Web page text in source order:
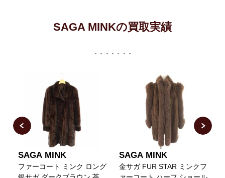
SAGA MINKの買取実績
SAGA MINK
ファーコート ミンク ロング
SAGA MINK
金サガ FUR STAR ミンクフ